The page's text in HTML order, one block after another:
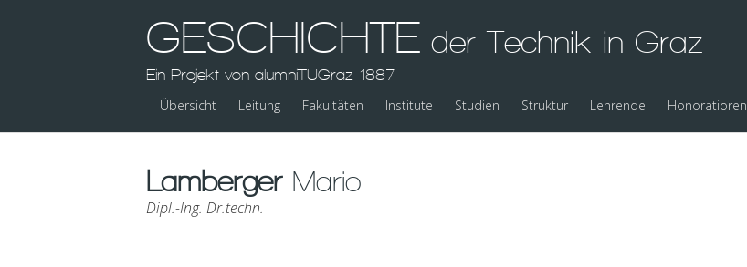
GESCHICHTE der Technik in Graz
Ein Projekt von alumniTUGraz 1887
Übersicht Leitung Fakultäten Institute Studien Struktur Lehrende Honoratioren
LambergerMario
Dipl.-Ing. Dr.techn.